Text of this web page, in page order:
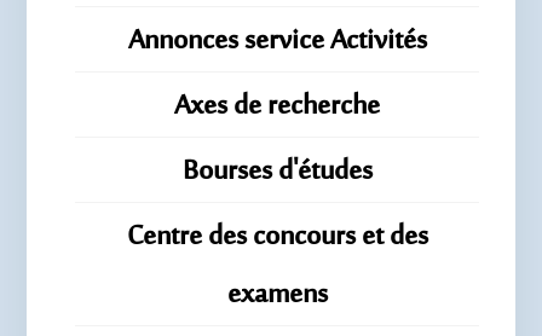
Annonces service Activités
Axes de recherche
Bourses d'études
Centre des concours et des
examens